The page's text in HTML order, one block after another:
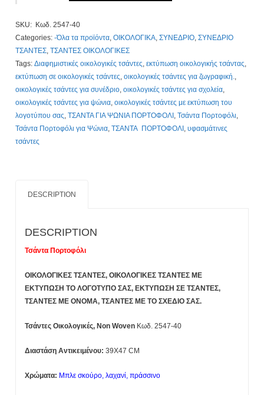
Κωδ.
2547-
40
Non
Woven.
1,50€
Τιμοκατάλογος
Κλίκ
Εδώ
quantity
SKU: Κωδ. 2547-40
Categories:-Όλα τα προϊόντα,ΟΙΚΟΛΟΓΙΚΑ,ΣΥΝΕΔΡΙΟ,ΣΥΝΕΔΡΙΟ
ΤΣΑΝΤΕΣ,ΤΣΑΝΤΕΣ ΟΙΚΟΛΟΓΙΚΕΣ
Tags:Διαφημιστικές οικολογικές τσάντες,εκτύπωση οικολογικής τσάντας,
εκτύπωση σε οικολογικές τσάντες,οικολογικές τσάντες για ζωγραφική.,
οικολογικές τσάντες για συνέδριο,οικολογικές τσάντες για σχολεία,
οικολογικές τσάντες για ψώνια,οικολογικές τσάντες με εκτύπωση του
λογοτύπου σας,ΤΣΑΝΤΑ ΓΙΑ ΨΩΝΙΑ ΠΟΡΤΟΦΟΛΙ ,Τσάντα Πορτοφόλι,
Τσάντα Πορτοφόλι για Ψώνια,ΤΣΑΝΤΑ ΠΟΡΤΟΦΟΛΙ ,υφασμάτινες
τσάντες
DESCRIPTION
DESCRIPTION
Τσάντα Πορτοφόλι
ΟΙΚΟΛΟΓΙΚΕΣ ΤΣΑΝΤΕΣ, ΟΙΚΟΛΟΓΙΚΕΣ ΤΣΑΝΤΕΣ ΜΕ
ΕΚΤΥΠΩΣΗ ΤΟ ΛΟΓΟΤΥΠΟ ΣΑΣ, ΕΚΤΥΠΩΣΗ ΣΕ ΤΣΑΝΤΕΣ,
ΤΣΑΝΤΕΣ ΜΕ ΟΝΟΜΑ, ΤΣΑΝΤΕΣ ΜΕ ΤΟ ΣΧΕΔΙΟ ΣΑΣ.
Τσάντες Οικολογικές, Non Woven Κωδ. 2547-40
Διαστάση Αντικειμένου: 39X47 CM
Χρώματα: Μπλε σκούρο, λαχανί, πράσσινο